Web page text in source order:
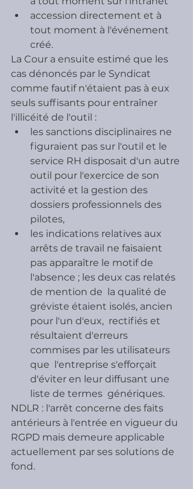
accession directement et à
tout moment à l'événement
créé.
La Cour a ensuite estimé que les
cas dénoncés par le Syndicat
comme fautif n'étaient pas à eux
seuls suffisants pour entraîner
l'illicéité de l'outil :
les sanctions disciplinaires ne
figuraient pas sur l'outil et le
service RH disposait d'un autre
outil pour l'exercice de son
activité et la gestion des
dossiers professionnels des
pilotes,
les indications relatives aux
arrêts de travail ne faisaient
pas apparaître le motif de
l'absence ; les deux cas relatés
de mention de  la qualité de
gréviste étaient isolés, ancien
pour l'un d'eux,  rectifiés et
résultaient d'erreurs
commises par les utilisateurs
que  l'entreprise s'efforçait
d'éviter en leur diffusant une
liste de termes  génériques.
NDLR : l'arrêt concerne des faits
antérieurs à l'entrée en vigueur du
RGPD mais demeure applicable
actuellement par ses solutions de
fond.